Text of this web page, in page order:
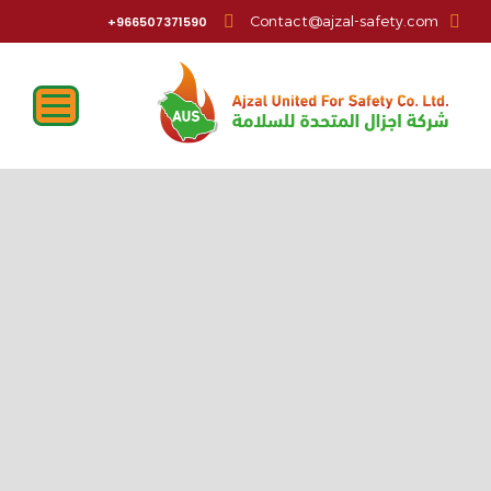
Contact@ajzal-safety.com
966507371590+